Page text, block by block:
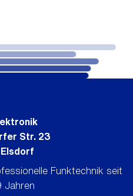
Str. 23
Funktechnik seit
Jahren